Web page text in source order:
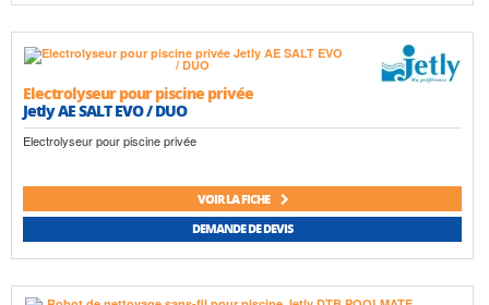
Electrolyseur pour piscine privée
Jetly AE SALT EVO / DUO
Electrolyseur pour piscine privée
VOIR LA FICHE
DEMANDE DE DEVIS